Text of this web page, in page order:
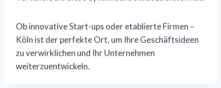
Ob innovative Start-ups oder etablierte Firmen –
Köln ist der perfekte Ort, um Ihre Geschäftsideen
zu verwirklichen und Ihr Unternehmen
weiterzuentwickeln.